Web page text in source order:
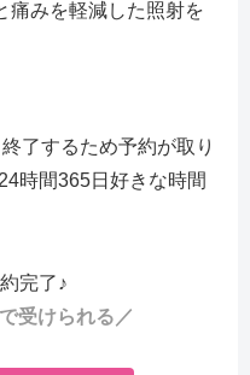
痛みを軽減した照射を
了するため予約が取り
時間365日好きな時間
完了♪
受けられる／